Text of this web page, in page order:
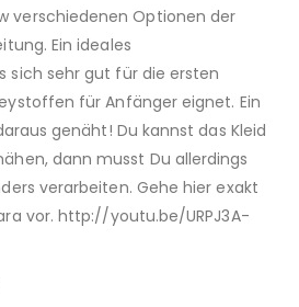
verschiedenen Optionen der
Ein ideales
sich sehr gut für die ersten
für Anfänger eignet. Ein
genäht! Du kannst das Kleid
dann musst Du allerdings
verarbeiten. Gehe hier exakt
vor. http://youtu.be/URPJ3A-